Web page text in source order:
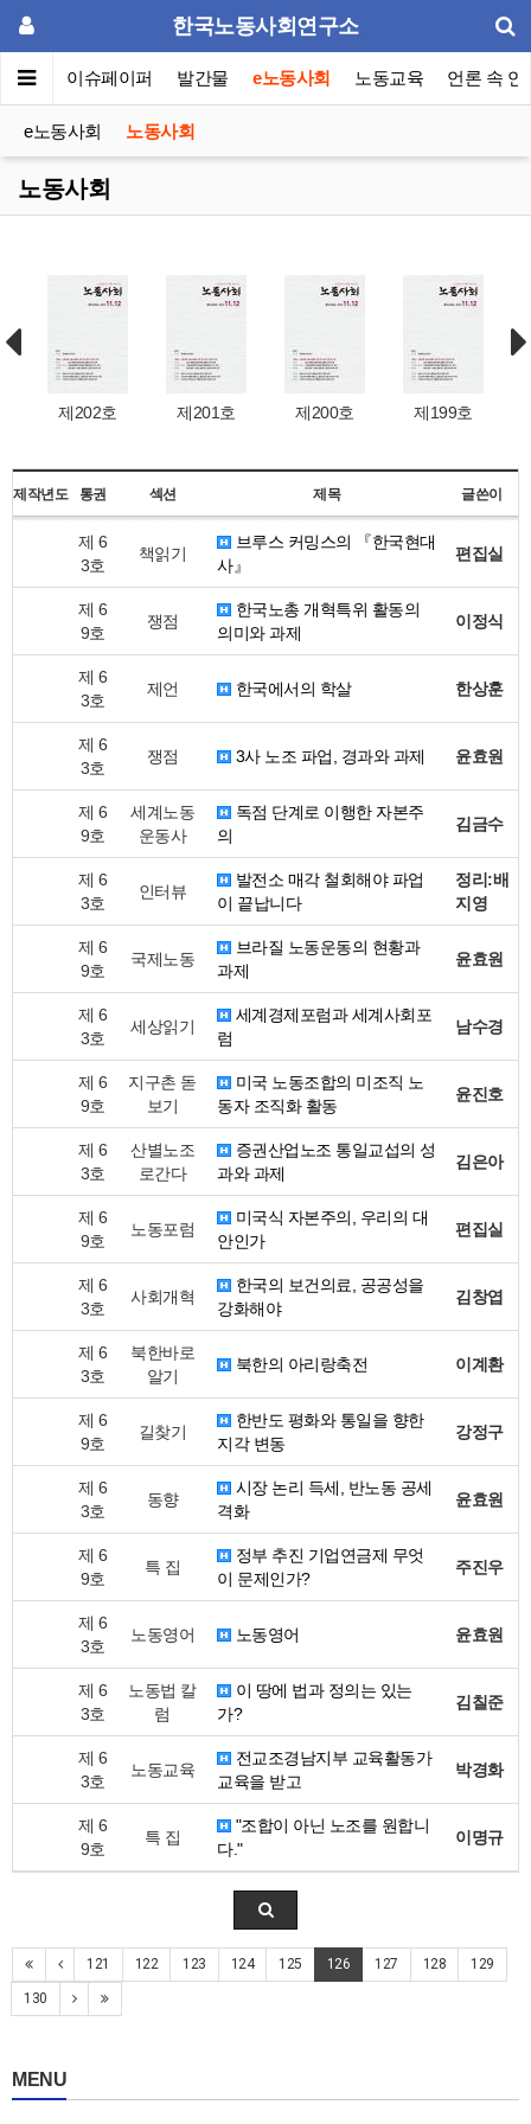
한국노동사회연구소
포럼 이슈페이퍼 발간물 e노동사회 노동교육 언론 속 연
e노동사회 노동사회
노동사회
제202호 제201호 제200호 제199호
제작년도 통권 섹션 제목 글쓴이
제 6
3호
책읽기
브루스 커밍스의 『한국현대
사』
편집실
제 6
9호
쟁점
한국노총 개혁특위 활동의
의미와 과제
이정식
제 6
3호
제언 한국에서의 학살 한상훈
제 6
3호
쟁점 3사 노조 파업, 경과와 과제 윤효원
제 6
9호
세계노동
운동사
독점 단계로 이행한 자본주
의
김금수
제 6
3호
인터뷰
발전소 매각 철회해야 파업
이 끝납니다
정리:배
지영
제 6
9호
국제노동
브라질 노동운동의 현황과
과제
윤효원
제 6
3호
세상읽기
세계경제포럼과 세계사회포
럼
남수경
제 6
9호
지구촌 돋
보기
미국 노동조합의 미조직 노
동자 조직화 활동
윤진호
제 6
3호
산별노조
로간다
증권산업노조 통일교섭의 성
과와 과제
김은아
제 6
9호
노동포럼
미국식 자본주의, 우리의 대
안인가
편집실
제 6
3호
사회개혁
한국의 보건의료, 공공성을
강화해야
김창엽
제 6
3호
북한바로
알기
북한의 아리랑축전 이계환
제 6
9호
길찾기
한반도 평화와 통일을 향한
지각 변동
강정구
제 6
3호
동향
시장 논리 득세, 반노동 공세
격화
윤효원
제 6
9호
특 집
정부 추진 기업연금제 무엇
이 문제인가?
주진우
제 6
3호
노동영어 노동영어 윤효원
제 6
3호
노동법 칼
럼
이 땅에 법과 정의는 있는
가?
김칠준
제 6
3호
노동교육
전교조경남지부 교육활동가
교육을 받고
박경화
제 6
9호
특 집
"조합이 아닌 노조를 원합니
다."
이명규
121 122 123 124 125 126 127 128 129
130
MENU